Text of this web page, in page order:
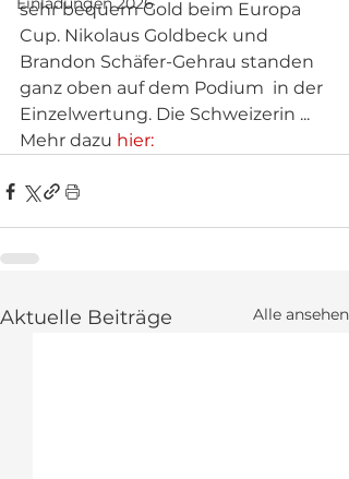
sehr bequem Gold beim Europa
Cup. Nikolaus Goldbeck und
Brandon Schäfer-Gehrau standen
ganz oben auf dem Podium  in der
Einzelwertung. Die Schweizerin ...
Mehr dazu hier:
Aktuelle Beiträge Alle ansehen